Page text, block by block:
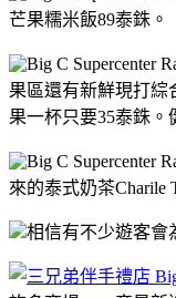
芒果糯米飯89泰銖。
果區還有新鮮現打綜
果一杯只要35泰銖。
來的泰式奶茶Charile
相信有不少遊客會